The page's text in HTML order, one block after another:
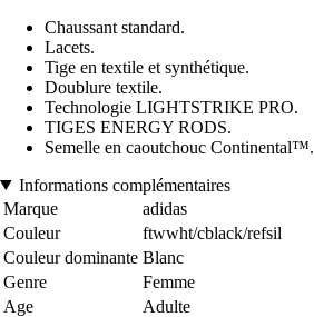
Chaussant standard.
Lacets.
Tige en textile et synthétique.
Doublure textile.
Technologie LIGHTSTRIKE PRO.
TIGES ENERGY RODS.
Semelle en caoutchouc Continental™.
Informations complémentaires
Marque
adidas
Couleur
ftwwht/cblack/refsil
Couleur dominante Blanc
Genre
Femme
Age
Adulte